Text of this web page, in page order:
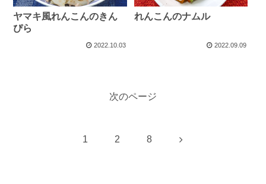
ヤマキ風れんこんのきん
ぴら
2022.10.03
れんこんのナムル
2022.09.09
次のページ
1 2 8 次